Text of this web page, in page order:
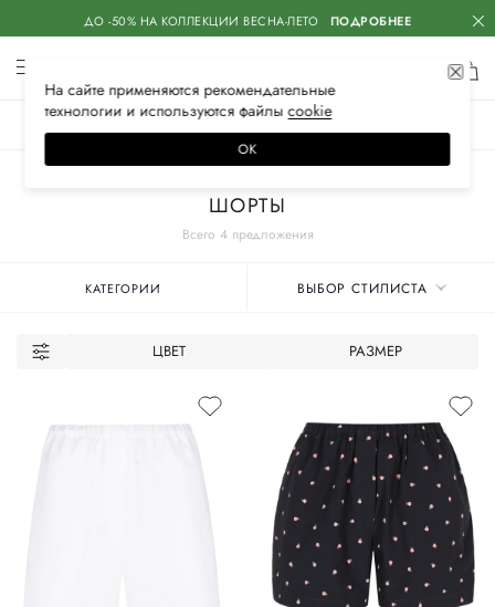
ДО -50% НА КОЛЛЕКЦИИ ВЕСНА-ЛЕТО ПОДРОБНЕЕ
Всего 4 предложения
ШОРТЫ
КАТЕГОРИИ ВЫБОР СТИЛИСТА
ЦВЕТ РАЗМЕР
На сайте применяются рекомендательные
технологии и используются файлысооkiе
ОК